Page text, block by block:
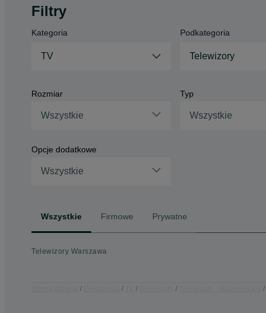
Filtry
Kategoria
TV
Podkategoria
Telewizory
Rozmiar
Wszystkie
Typ
Wszystkie
Opcje dodatkowe
Wszystkie
Wszystkie Firmowe Prywatne
Telewizory Warszawa